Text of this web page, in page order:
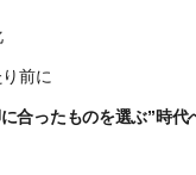
前に
合ったものを選ぶ”時代